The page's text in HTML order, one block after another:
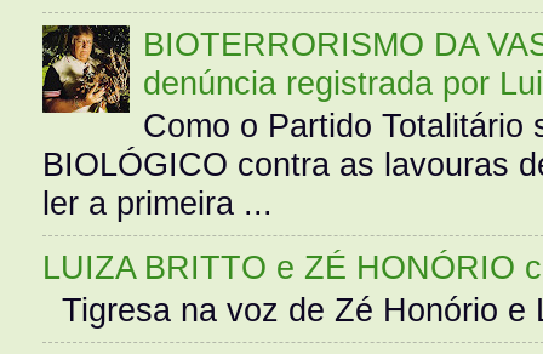
BIOTERRORISMO DA
denúncia registrada por
Como o Partido Totalitário
BIOLÓGICO contra as lavouras
ler a primeira ...
LUIZA BRITTO e ZÉ HONÓRIO
Tigresa na voz de Zé Honório